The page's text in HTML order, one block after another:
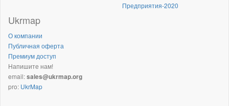
Предприятия-2020
Ukrmap
О компании
Публичная оферта
Премиум доступ
Напишите нам!
email:sales@ukrmap.org
pro: UkrMap